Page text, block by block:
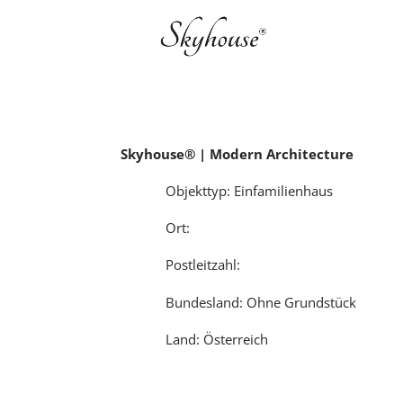
Skyhouse® | Modern Architecture
Objekttyp: Einfamilienhaus
Ort:
Postleitzahl:
Bundesland: Ohne Grundstück
Land: Österreich